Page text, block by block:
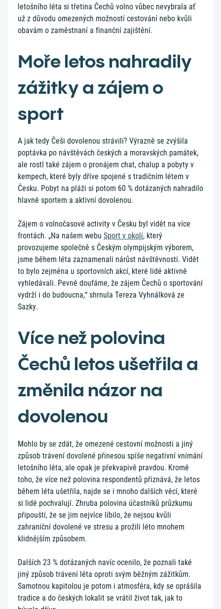
letošního léta si třetina Čechů volno vůbec nevybrala ať
už z důvodu omezených možností cestování nebo kvůli
obavám o zaměstnaní a finanční zajištění.
Moře letos nahradily
zážitky a zájem o
sport
A jak tedy Češi dovolenou strávili? Výrazně se zvýšila
poptávka po návštěvách českých a moravských památek,
ale rostl také zájem o pronájem chat, chalup a pobyty v
kempech, které byly dříve spojené s tradičním létem v
Česku. Pobyt na pláži si potom 60 % dotázaných nahradilo
hlavně sportem a aktivní dovolenou.
Zájem o volnočasové activity v Česku byl vidět na více
frontách. „Na našem webu Sport v okolí, který
provozujeme společně s Českým olympijským výborem,
jsme během léta zaznamenali nárůst návštěvnosti. Vidět
to bylo zejména u sportovních akcí, které lidé aktivně
vyhledávali. Pevně doufáme, že zájem Čechů o sportování
vydrží i do budoucna,“ shrnula Tereza Vyhnálková ze
Sazky.
Více než polovina
Čechů letos ušetřila a
změnila názor na
dovolenou
Mohlo by se zdát, že omezené cestovní možnosti a jiný
způsob trávení dovolené přinesou spíše negativní vnímání
letošního léta, ale opak je překvapivě pravdou. Kromě
toho, že více než polovina respondentů přiznává, že letos
během léta ušetřila, najde se i mnoho dalších věcí, které
si lidé pochvalují. Zhruba polovina účastníků průzkumu
připouští, že se jim nejvíce líbilo, že nejsou kvůli
zahraniční dovolené ve stresu a prožili léto mnohem
klidnějším způsobem.
Dalších 23 % dotázaných navíc ocenilo, že poznali také
jiný způsob trávení léta oproti svým běžným zážitkům.
Samotnou kapitolou je potom i atmosféra, kdy se oprášila
tradice a do českých lokalit se vrátil život tak, jak to